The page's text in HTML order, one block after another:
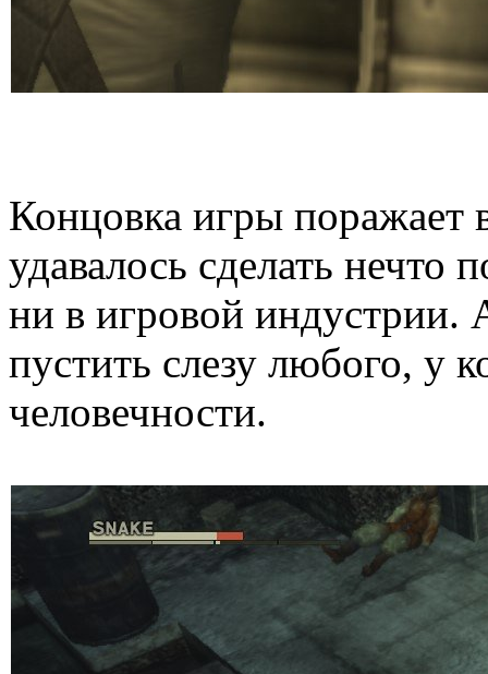
Концовка игры поражает
удавалось сделать нечто
ни в игровой индустрии.
пустить слезу любого, у
человечности.